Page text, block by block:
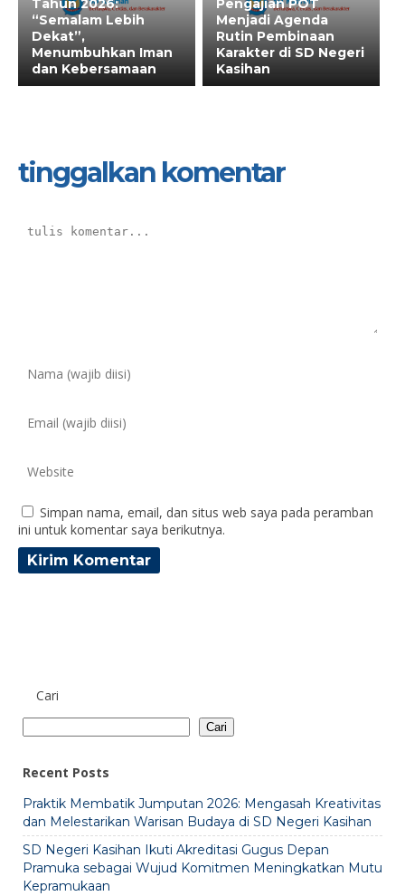
Tahun 2026:
“Semalam Lebih
Dekat”,
Menumbuhkan Iman
dan Kebersamaan
Pengajian POT
Menjadi Agenda
Rutin Pembinaan
Karakter di SD Negeri
Kasihan
tinggalkan komentar
Simpan nama, email, dan situs web saya pada peramban
ini untuk komentar saya berikutnya.
Cari
Cari
Recent Posts
Praktik Membatik Jumputan 2026: Mengasah Kreativitas
dan Melestarikan Warisan Budaya di SD Negeri Kasihan
SD Negeri Kasihan Ikuti Akreditasi Gugus Depan
Pramuka sebagai Wujud Komitmen Meningkatkan Mutu
Kepramukaan